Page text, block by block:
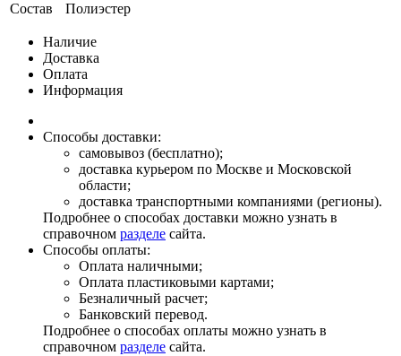
Состав
Полиэстер
Наличие
Доставка
Оплата
Информация
Способы доставки:
самовывоз (бесплатно);
доставка курьером по Москве и Московской
области;
доставка транспортными компаниями (регионы).
Подробнее о способах доставки можно узнать в
справочном разделе сайта.
Способы оплаты:
Оплата наличными;
Оплата пластиковыми картами;
Безналичный расчет;
Банковский перевод.
Подробнее о способах оплаты можно узнать в
справочном разделе сайта.